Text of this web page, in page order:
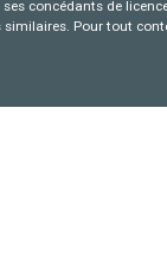
concédants de
Pour tout